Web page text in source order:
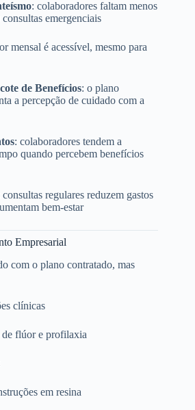
: colaboradores faltam menos
emergenciais
mensal é acessível, mesmo para
de Benefícios: o plano
a percepção de cuidado com a
: colaboradores tendem a
quando percebem benefícios
consultas regulares reduzem gastos
bem-estar
Empresarial
com o plano contratado, mas
clínicas
de flúor e profilaxia
em resina